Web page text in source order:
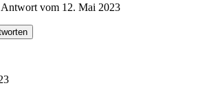
Antwort vom 12. Mai 2023